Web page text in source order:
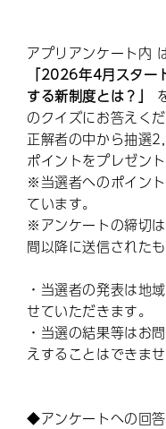
アプリアンケート内
「2026年4月スター
する新制度とは？」
のクイズにお答えくだ
正解者の中から抽選
ポイントをプレゼント
※当選者へのポイン
ています。
※アンケートの締切
間以降に送信された
・当選者の発表は地
せていただきます。
・当選の結果等はお
えすることはできませ
◆アンケートへの回